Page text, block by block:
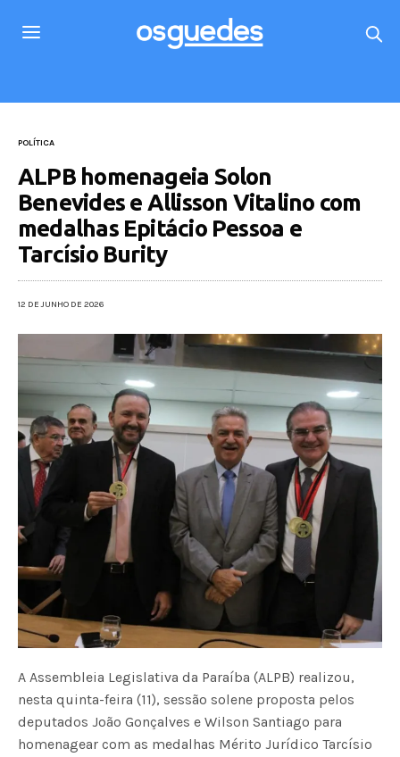
POLÍTICA
ALPB homenageia Solon
Benevides e Allisson Vitalino com
medalhas Epitácio Pessoa e
Tarcísio Burity
12 DE JUNHO DE 2026
A Assembleia Legislativa da Paraíba (ALPB) realizou,
nesta quinta-feira (11), sessão solene proposta pelos
deputados João Gonçalves e Wilson Santiago para
homenagear com as medalhas Mérito Jurídico Tarcísio